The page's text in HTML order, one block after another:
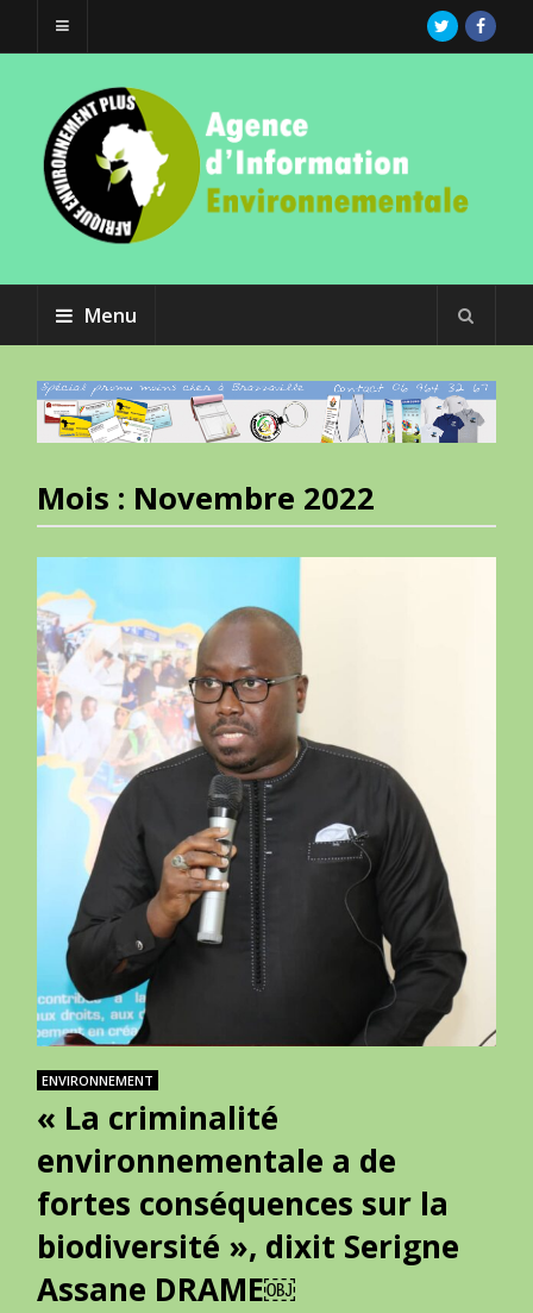
Menu
Mois : Novembre 2022
ENVIRONNEMENT
« La criminalité
environnementale a de
fortes conséquences sur la
biodiversité », dixit Serigne
Assane DRAME￼